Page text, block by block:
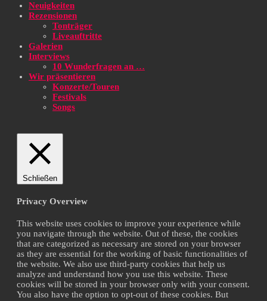
Neuigkeiten
Rezensionen
Tonträger
Liveauftritte
Galerien
Interviews
10 Wunderfragen an …
Wir präsentieren
Konzerte/Touren
Festivals
Songs
Schließen
Privacy Overview
This website uses cookies to improve your experience while
you navigate through the website. Out of these, the cookies
that are categorized as necessary are stored on your browser
as they are essential for the working of basic functionalities of
the website. We also use third-party cookies that help us
analyze and understand how you use this website. These
cookies will be stored in your browser only with your consent.
You also have the option to opt-out of these cookies. But